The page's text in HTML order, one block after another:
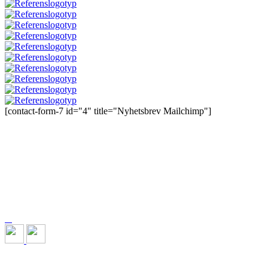
[contact-form-7 id="4" title="Nyhetsbrev Mailchimp"]